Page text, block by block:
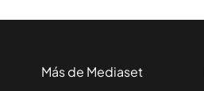
Más de Mediaset